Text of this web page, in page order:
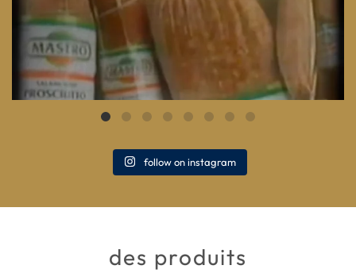
follow on instagram
des produits